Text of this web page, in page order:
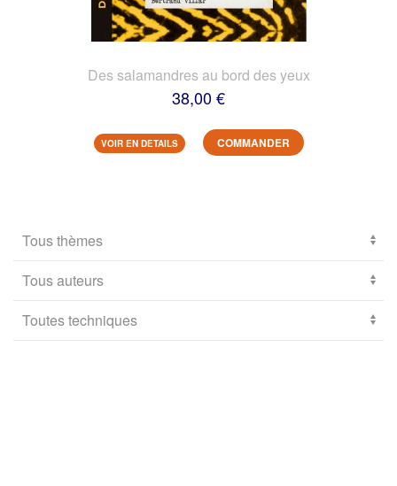
Des salamandres au bord des yeux
38,00 €
VOIR EN DETAILS COMMANDER